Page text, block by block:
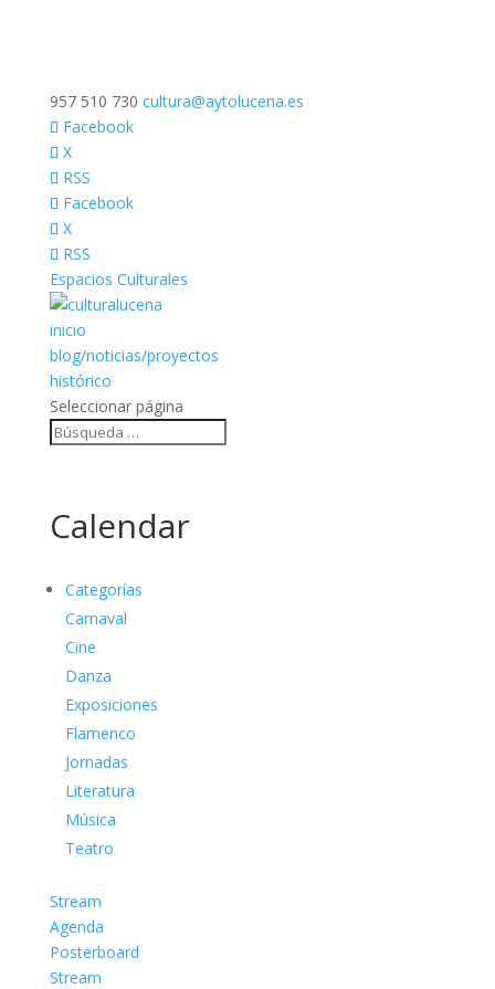
957 510 730 cultura@aytolucena.es
Facebook
X
RSS
Facebook
X
RSS
Espacios Culturales
inicio
blog/noticias/proyectos
histórico
Seleccionar página
Calendar
Categorías
Carnaval
Cine
Danza
Exposiciones
Flamenco
Jornadas
Literatura
Música
Teatro
Stream
Agenda
Posterboard
Stream